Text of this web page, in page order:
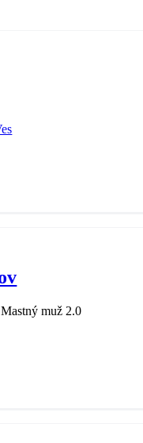
muž 2.0